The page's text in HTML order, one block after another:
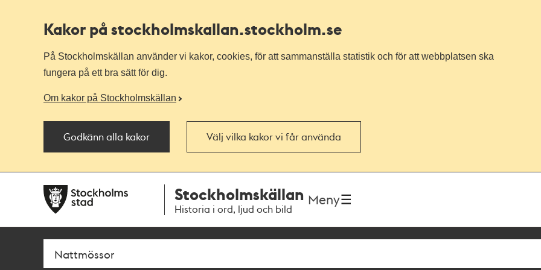
Kakor på stockholmskallan.stockholm.se
På Stockholmskällan använder vi kakor, cookies, för att sammanställa statistik och för att webbplatsen ska
fungera på ett bra sätt för dig.
Om kakor på Stockholmskällan
Godkänn alla kakor Välj vilka kakor vi får använda
navigationen
huvudinnehållet
Stockholmskällan
Historia i ord, ljud och bild
Meny
Sök